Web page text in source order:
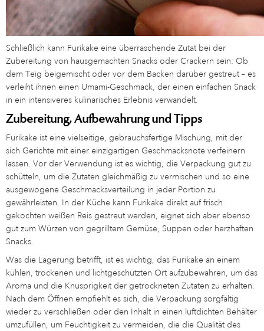
Schließlich kann Furikake eine überraschende Zutat bei der
Zubereitung von hausgemachten Snacks oder Crackern sein: Ob
dem Teig beigemischt oder vor dem Backen darüber gestreut – es
verleiht ihnen einen Umami-Geschmack, der einen einfachen Snack
in ein intensiveres kulinarisches Erlebnis verwandelt.
Zubereitung, Aufbewahrung und Tipps
Furikake ist eine vielseitige, gebrauchsfertige Mischung, mit der
sich Gerichte mit einer einzigartigen Geschmacksnote verfeinern
lassen. Vor der Verwendung ist es wichtig, die Verpackung gut zu
schütteln, um die Zutaten gleichmäßig zu vermischen und so eine
ausgewogene Geschmacksverteilung in jeder Portion zu
gewährleisten. In der Küche kann Furikake direkt auf frisch
gekochten weißen Reis gestreut werden, eignet sich aber ebenso
gut zum Würzen von gegrilltem Gemüse, Suppen oder herzhaften
Snacks.
Was die Lagerung betrifft, ist es wichtig, das Furikake an einem
kühlen, trockenen und lichtgeschützten Ort aufzubewahren, um das
Aroma und die Knusprigkeit der getrockneten Zutaten zu erhalten.
Nach dem Öffnen empfiehlt es sich, die Verpackung sorgfältig
wieder zu verschließen oder den Inhalt in einen luftdichten Behälter
umzufüllen, um Feuchtigkeit zu vermeiden, die die Qualität des